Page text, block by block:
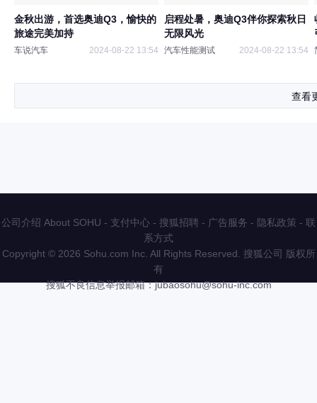
金秋出游，首选奥迪Q3，愉快的
旅途完美加持
车说汽车 2024-08-22 13:54
启程处暑，奥迪Q3伴你探索秋日
无限风光
汽车性能测试 2024-08-22 13:54
查看
公司介绍 About SOHU - 支付中心 - 搜狐招聘 - 广告服务 - 隐私政策 - 联
系方式
Copyright © 2026 Sohu.com Inc. All Rights Reserved. 搜狐公司 版权所
有
搜狐不良信息举报邮箱：jubaosohu@sohu-inc.com